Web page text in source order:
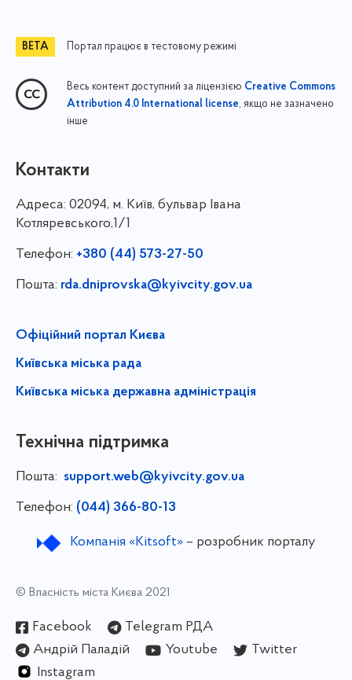
Портал працює в тестовому режимі
Весь контент доступний за ліцензією Creative Commons
Attribution 4.0 International license, якщо не зазначено
інше
Контакти
Адреса: 02094, м. Київ, бульвар Івана
Котляревського,1/1
Телефон: +380 (44) 573-27-50
Пошта: rda.dniprovska@kyivcity.gov.ua
Офіційний портал Києва
Київська міська рада
Київська міська державна адміністрація
Технічна підтримка
Пошта: support.web@kyivcity.gov.ua
Телефон: (044) 366-80-13
Компанія «Kitsoft»– розробник порталу
© Власність міста Києва 2021
Facebook
Telegram РДА
Андрій Паладій
Youtube
Twitter
Instagram